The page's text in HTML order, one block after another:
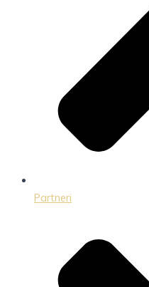
Partneri